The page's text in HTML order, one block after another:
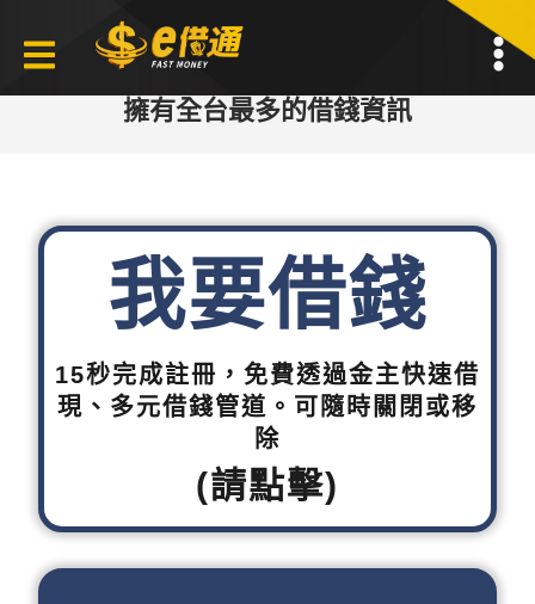
擁有全台最多的借錢資訊
我要借錢
15秒完成註冊，免費透過金主快速借
現、多元借錢管道。可隨時關閉或移
除
(請點擊)